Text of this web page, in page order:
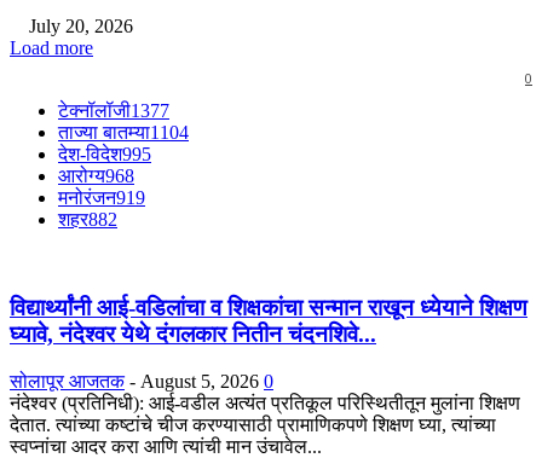
July 20, 2026
Load more
0
टेक्नॉलॉजी1377
ताज्या बातम्या1104
देश-विदेश995
आरोग्य968
मनोरंजन919
शहर882
विद्यार्थ्यांनी आई-वडिलांचा व शिक्षकांचा सन्मान राखून ध्येयाने शिक्षण
घ्यावे, नंदेश्वर येथे दंगलकार नितीन चंदनशिवे...
सोलापूर आजतक - August 5, 2026 0
नंदेश्वर (प्रतिनिधी): आई-वडील अत्यंत प्रतिकूल परिस्थितीतून मुलांना शिक्षण
देतात. त्यांच्या कष्टांचे चीज करण्यासाठी प्रामाणिकपणे शिक्षण घ्या, त्यांच्या
स्वप्नांचा आदर करा आणि त्यांची मान उंचावेल...